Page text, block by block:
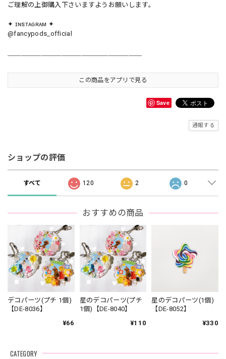
ご理解の上御購入下さいますようお願いします。
✦ ɪɴsᴛᴀɢʀᴀᴍ ✦
@fancypods_official
この商品をアプリで見る
Save
通報する
ショップの評価
すべて 120 2 0
おすすめの商品
デコパーツ(プチ 1個)
【DE-8036】
¥66
星のデコパーツ(プチ
1個)【DE-8040】
¥110
星のデコパーツ(1個)
【DE-8052】
¥330
CATEGORY